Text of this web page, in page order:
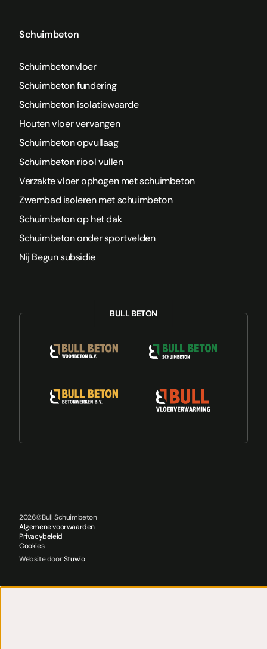
Schuimbeton
Schuimbetonvloer
Schuimbeton fundering
Schuimbeton isolatiewaarde
Houten vloer vervangen
Schuimbeton opvullaag
Schuimbeton riool vullen
Verzakte vloer ophogen met schuimbeton
Zwembad isoleren met schuimbeton
Schuimbeton op het dak
Schuimbeton onder sportvelden
Nij Begun subsidie
2026©Bull Schuimbeton
Algemene voorwaarden
Privacybeleid
Cookies
Website doorStuwio